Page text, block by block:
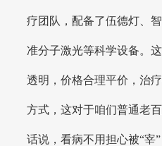
疗团队，配备了伍德灯、
准分子激光等科学设备。
透明，价格合理平价，治
方式，这对于咱们普通老
话说，看病不用担心被“宰”